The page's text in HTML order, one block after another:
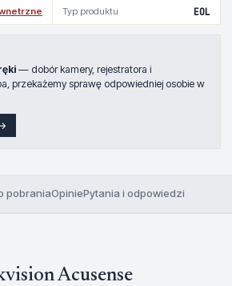
Typ produktu EOL
— dobór kamery, rejestratora i
przekażemy sprawę odpowiedniej osobie w
pobraniaOpiniePytania i odpowiedzi
Acusense